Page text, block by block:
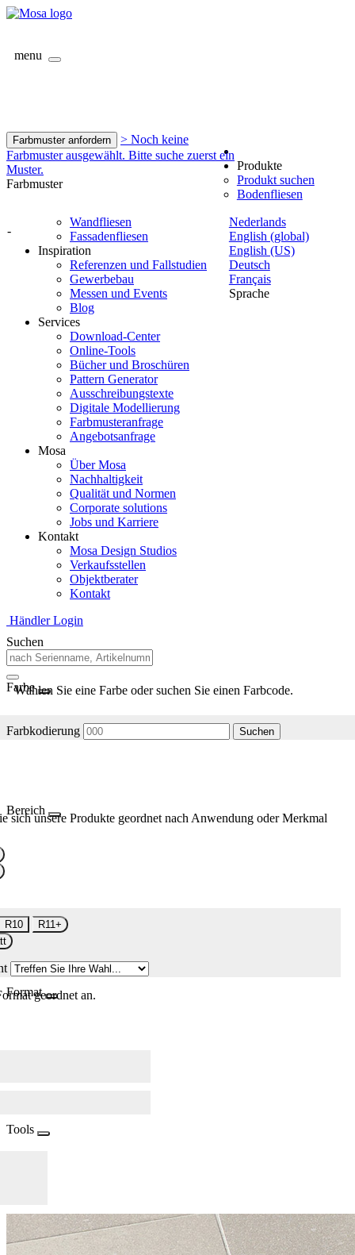
menu
Farbmuster anfordern
> Noch keine
Farbmuster ausgewählt. Bitte suche zuerst ein
Muster.
Farbmuster
-
Nederlands
English (global)
English (US)
Deutsch
Français
Sprache
Produkte
Produkt suchen
Bodenfliesen
Wandfliesen
Fassadenfliesen
Inspiration
Referenzen und Fallstudien
Gewerbebau
Messen und Events
Blog
Services
Download-Center
Online-Tools
Bücher und Broschüren
Pattern Generator
Ausschreibungstexte
Digitale Modellierung
Farbmusteranfrage
Angebotsanfrage
Mosa
Über Mosa
Nachhaltigkeit
Qualität und Normen
Corporate solutions
Jobs und Karriere
Kontakt
Mosa Design Studios
Verkaufsstellen
Objektberater
Kontakt
Händler Login
Suchen
Farbe
Wählen Sie eine Farbe oder suchen Sie einen Farbcode.
Farbkodierung Suchen
Bereich
sich unsere Produkte geordnet nach Anwendung oder Merkmal
R10
R11+
Formatgeordnet an.
Tools